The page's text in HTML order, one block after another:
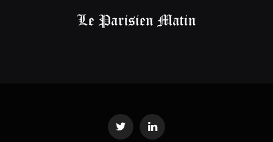
Twitter LinkedIn